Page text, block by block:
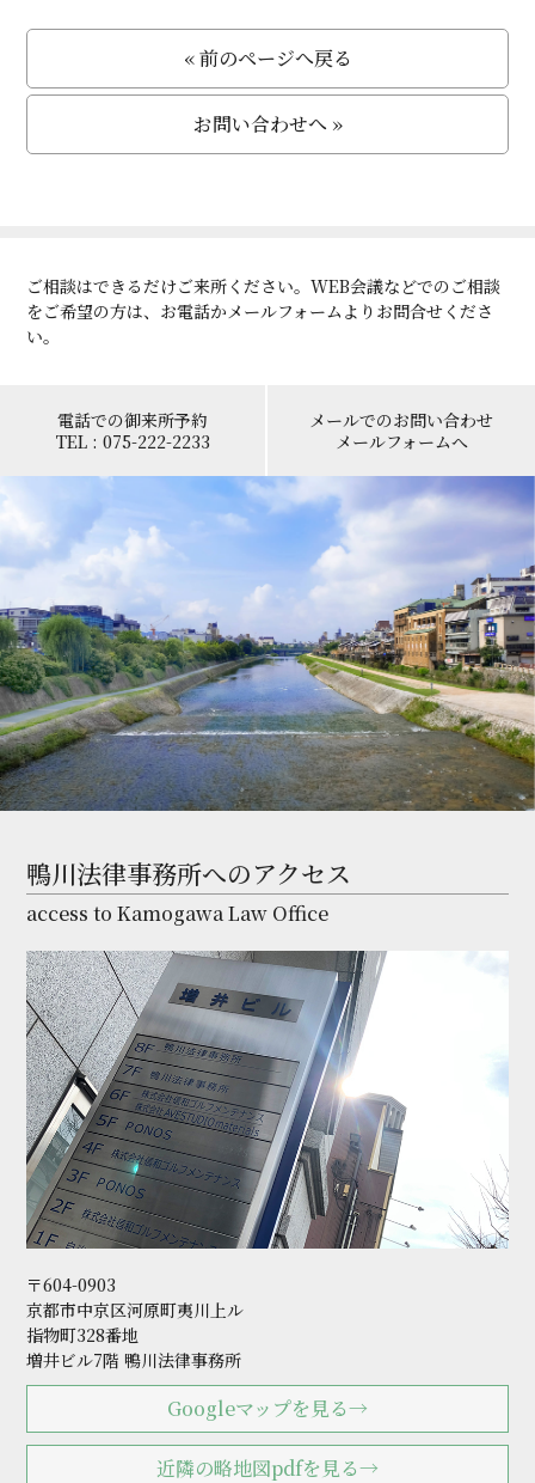
« 前のページへ戻る
お問い合わせへ »
ご相談はできるだけご来所ください。WEB会議などでのご相談
をご希望の方は、お電話かメールフォームよりお問合せくださ
い。
電話での御来所予約
TEL : 075-222-2233
メールでのお問い合わせ
メールフォームへ
鴨川法律事務所へのアクセス
access to Kamogawa Law Office
〒604-0903
京都市中京区河原町夷川上ル
指物町328番地
増井ビル7階 鴨川法律事務所
Googleマップを見る→
近隣の略地図pdfを見る→